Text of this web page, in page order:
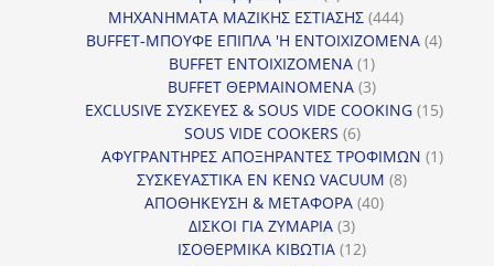
προϊόν
ΜΗΧΑΝΗΜΑΤΑ ΜΑΖΙΚΗΣ ΕΣΤΙΑΣΗΣ 444444
προϊόντα
BUFFET-ΜΠΟΥΦΕ ΕΠΙΠΛΑ 'Η ΕΝΤΟΙΧΙΖΟΜΕΝΑ 44
BUFFET ΕΝΤΟΙΧΙΖΟΜΕΝΑ 11
προϊόν
BUFFET ΘΕΡΜΑΙΝΟΜΕΝΑ 33
προϊόντα
EXCLUSIVE ΣΥΣΚΕΥΕΣ & SOUS VIDE COOKING 1515
SOUS VIDE COOKERS 66
προϊόντα
ΑΦΥΓΡΑΝΤΗΡΕΣ ΑΠΟΞΗΡΑΝΤΕΣ ΤΡΟΦΙΜΩΝ 11
ΣΥΣΚΕΥΑΣΤΙΚΑ ΕΝ ΚΕΝΩ VACUUM 88
ΑΠΟΘΗΚΕΥΣΗ & ΜΕΤΑΦΟΡΑ 4040
ΔΙΣΚΟΙ ΓΙΑ ΖΥΜΑΡΙΑ 33
προϊόντα
ΙΣΟΘΕΡΜΙΚΑ ΚΙΒΩΤΙΑ 1212